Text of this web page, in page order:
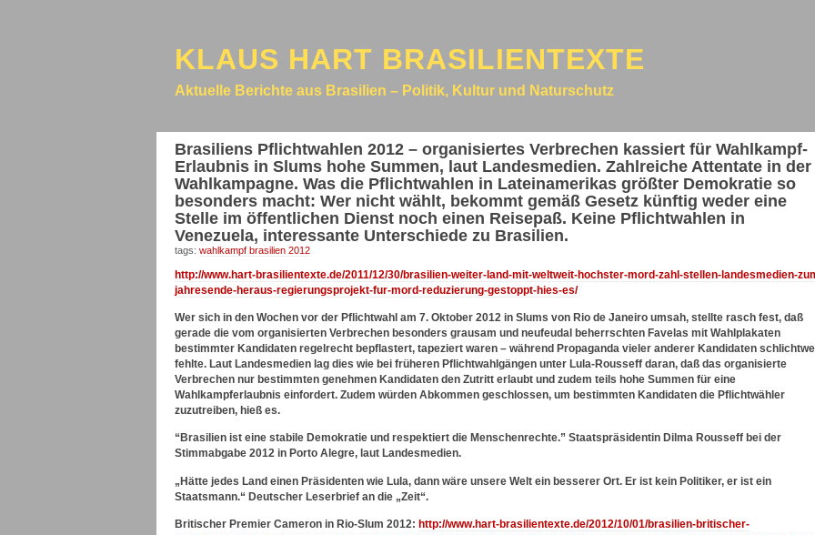
KLAUS HART BRASILIENTEXTE
Aktuelle Berichte aus Brasilien – Politik, Kultur und Naturschutz
Brasiliens Pflichtwahlen 2012 – organisiertes Verbrechen kassiert für Wahlkampf-
Erlaubnis in Slums hohe Summen, laut Landesmedien. Zahlreiche Attentate in der
Wahlkampagne. Was die Pflichtwahlen in Lateinamerikas größter Demokratie so
besonders macht: Wer nicht wählt, bekommt gemäß Gesetz künftig weder eine
Stelle im öffentlichen Dienst noch einen Reisepaß. Keine Pflichtwahlen in
Venezuela, interessante Unterschiede zu Brasilien.
tags: wahlkampf brasilien 2012
http://www.hart-brasilientexte.de/2011/12/30/brasilien-weiter-land-mit-weltweit-hochster-mord-zahl-stellen-landesmedien-
jahresende-heraus-regierungsprojekt-fur-mord-reduzierung-gestoppt-hies-es/
Wer sich in den Wochen vor der Pflichtwahl am 7. Oktober 2012 in Slums von Rio de Janeiro umsah, stellte rasch fest, daß
gerade die vom organisierten Verbrechen besonders grausam und neufeudal beherrschten Favelas mit Wahlplakaten
bestimmter Kandidaten regelrecht bepflastert, tapeziert waren – während Propaganda vieler anderer Kandidaten
fehlte. Laut Landesmedien lag dies wie bei früheren Pflichtwahlgängen unter Lula-Rousseff daran, daß das organisierte
Verbrechen nur bestimmten genehmen Kandidaten den Zutritt erlaubt und zudem teils hohe Summen für eine
Wahlkampferlaubnis einfordert. Zudem würden Abkommen geschlossen, um bestimmten Kandidaten die Pflichtwähler
zuzutreiben, hieß es.
“Brasilien ist eine stabile Demokratie und respektiert die Menschenrechte.” Staatspräsidentin Dilma Rousseff bei der
Stimmabgabe 2012 in Porto Alegre, laut Landesmedien.
„Hätte jedes Land einen Präsidenten wie Lula, dann wäre unsere Welt ein besserer Ort. Er ist kein Politiker, er ist ein
Staatsmann.“ Deutscher Leserbrief an die „Zeit“.
Britischer Premier Cameron in Rio-Slum 2012: http://www.hart-brasilientexte.de/2012/10/01/brasilien-britischer-